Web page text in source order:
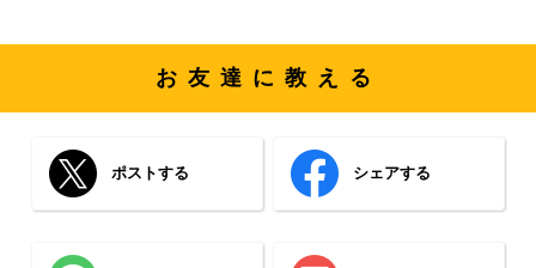
お友達に教える
ポストする シェアする